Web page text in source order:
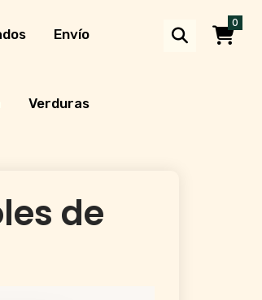
Envío
Verduras
0
de